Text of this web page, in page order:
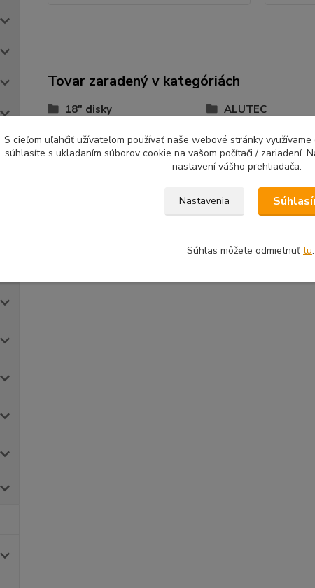
Tovar zaradený v kategóriách
18" disky ALUTEC
ALUTEC W10
Disky 8x18 5x108
S cieľom uľahčiť užívateľom používať naše webové stránky
súhlasíte s ukladaním súborov cookie na vašom počítači / zariadení.
nastavení vášho prehliadača.
Nastavenia
Súhlas môžete odmietnuť tu.